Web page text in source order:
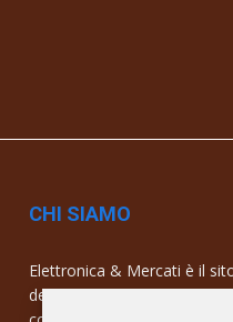
CHI SIAMO
Elettronica & Mercati è il
dell’elettronica